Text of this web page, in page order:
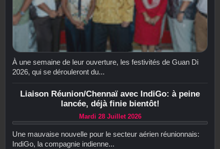
À une semaine de leur ouverture, les festivités de Guan Di
2026, qui se dérouleront du...
Liaison Réunion/Chennaï avec IndiGo: à peine
lancée, déjà finie bientôt!
Mardi 28 Juillet 2026
Une mauvaise nouvelle pour le secteur aérien réunionnais:
IndiGo, la compagnie indienne...